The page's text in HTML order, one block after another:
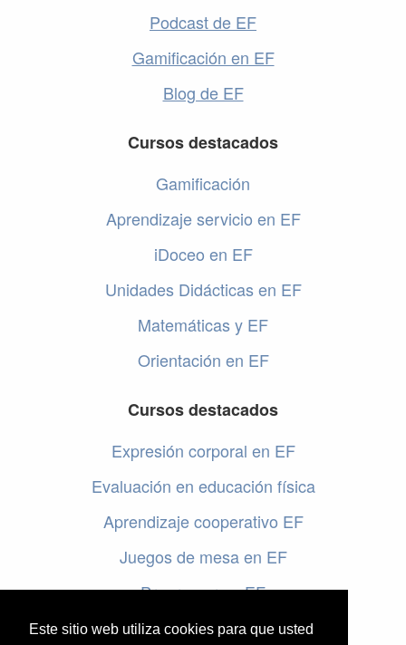
Este sitio web utiliza cookies para que usted
Podcast de EF
Gamificación en EF
Blog de EF
Cursos destacados
Gamificación
Aprendizaje servicio en EF
iDoceo en EF
Unidades Didácticas en EF
Matemáticas y EF
Orientación en EF
Cursos destacados
Expresión corporal en EF
Evaluación en educación física
Aprendizaje cooperativo EF
Juegos de mesa en EF
Programar en EF
Cursos online de educación física